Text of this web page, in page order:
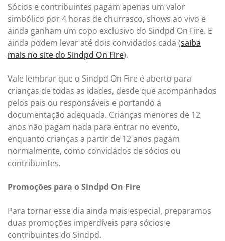
Sócios e contribuintes pagam apenas um valor
simbólico por 4 horas de churrasco, shows ao vivo e
ainda ganham um copo exclusivo do Sindpd On Fire. E
ainda podem levar até dois convidados cada (saiba
mais no site do Sindpd On Fire).
Vale lembrar que o Sindpd On Fire é aberto para
crianças de todas as idades, desde que acompanhados
pelos pais ou responsáveis e portando a
documentação adequada. Crianças menores de 12
anos não pagam nada para entrar no evento,
enquanto crianças a partir de 12 anos pagam
normalmente, como convidados de sócios ou
contribuintes.
Promoções para o Sindpd On Fire
Para tornar esse dia ainda mais especial, preparamos
duas promoções imperdíveis para sócios e
contribuintes do Sindpd.